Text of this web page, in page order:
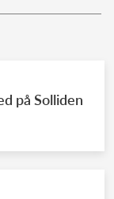
på Solliden